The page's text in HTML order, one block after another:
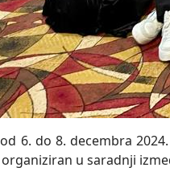
6. do 8. decembra
u saradnji